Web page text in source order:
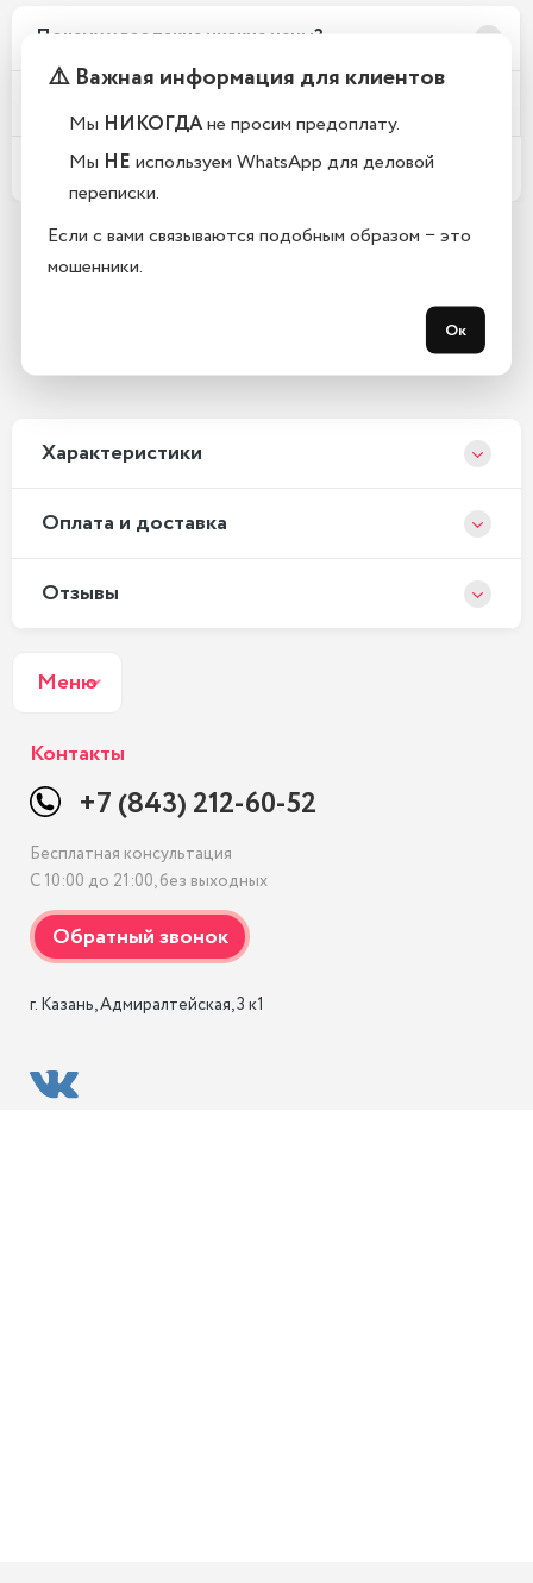
Почему у вас такие низкие цены?
Какой срок гарантии?
Xарактеристики
Оплата и доставка
Отзывы
Меню
Контакты
+7 (843) 212-60-52
Бесплатная консультация
С 10:00 до 21:00, без выходных
г. Казань, Адмиралтейская, 3 к1
⚠️ Важная информация для клиентов
Мы НИКОГДАне просим предоплату.
Мы НЕ используем WhatsApp для деловой
переписки.
Если с вами связываются подобным образом − это
мошенники.
Ок